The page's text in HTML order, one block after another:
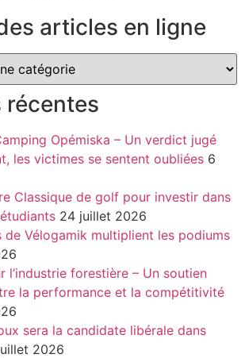
articles en ligne
récentes
Opémiska – Un verdict jugé
les victimes se sentent oubliées 6
Classique de golf pour investir dans
24 juillet 2026
de Vélogamik multiplient les podiums
l’industrie forestière – Un soutien
la performance et la compétitivité
sera la candidate libérale dans
2026